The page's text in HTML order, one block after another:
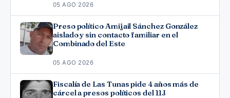
05 AGO 2026
Preso político Amijail Sánchez González
aislado y sin contacto familiar en el
Combinado del Este
05 AGO 2026
Fiscalía de Las Tunas pide 4 años más de
cárcel a presos políticos del 11J